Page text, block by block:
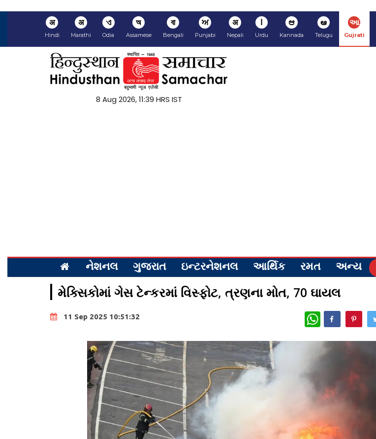
अ
Hindi
अ
Marathi
ଏ
Odia
অ
Assamese
বা
Bengali
ਅ
Punjabi
अ
Nepali
ا
Urdu
ಆ
Kannada
ఆ
Telugu
આ
Gujrati
8 Aug 2026, 11:39 HRS IST
નેશનલ ગુજરાત ઇન્ટરનેશનલ આર્થિક રમત અન્ય
મેક્સિકોમાં ગેસ ટેન્કરમાં વિસ્ફોટ, ત્રણના મોત, 70 ઘાયલ
11 Sep 2025 10:51:32 WhatsApp